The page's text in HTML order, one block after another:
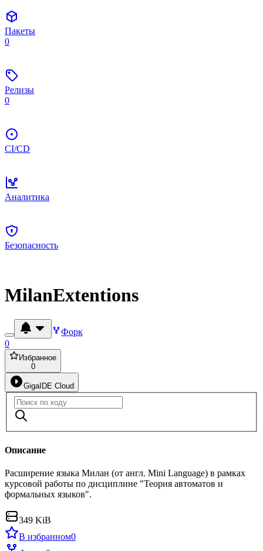
Пакеты
0
Релизы
0
CI/CD
Аналитика
Безопасность
MilanExtentions
Форк
0
Избранное
0
GigaIDE Cloud
Описание
Расширение языка Милан (от англ. Mini Language) в рамках
курсовой работы по дисциплине "Теория автоматов и
формальных языков".
349 KiB
В избранном0